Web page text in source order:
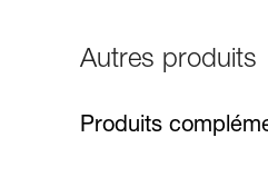
Autres produits
Produits